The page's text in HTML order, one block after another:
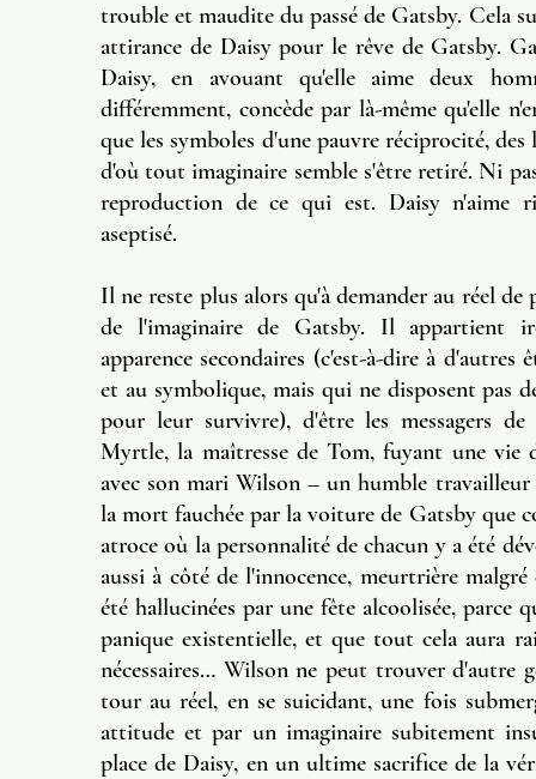
trouble et maudite du passé de Gatsby. Cela
attirance de Daisy pour le rêve de Gatsby.
Daisy, en avouant qu'elle aime deux
différemment, concède par là-même qu'elle
que les symboles d'une pauvre réciprocité,
d'où tout imaginaire semble s'être retiré. Ni
reproduction de ce qui est. Daisy n'aime
aseptisé.
Il ne reste plus alors qu'à demander au réel
de l'imaginaire de Gatsby. Il appartient
apparence secondaires (c'est-à-dire à
et au symbolique, mais qui ne disposent pas
pour leur survivre), d'être les messagers
Myrtle, la maîtresse de Tom, fuyant une vie
avec son mari Wilson – un humble
la mort fauchée par la voiture de Gatsby que
atroce où la personnalité de chacun y a été
aussi à côté de l'innocence, meurtrière
été hallucinées par une fête alcoolisée, parce
panique existentielle, et que tout cela aura
nécessaires… Wilson ne peut trouver d'autre
tour au réel, en se suicidant, une fois
attitude et par un imaginaire subitement
place de Daisy, en un ultime sacrifice de la